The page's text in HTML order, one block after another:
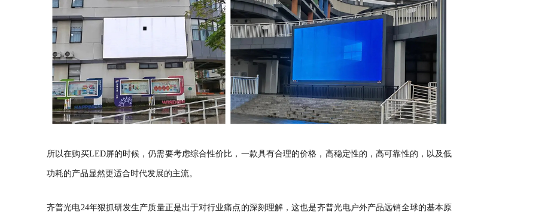
所以在购买LED屏的时候，仍需要考虑综合性价比，一款具有合理的价格，高稳定性的，高可靠性的，以及低
功耗的产品显然更适合时代发展的主流。
齐普光电24年狠抓研发生产质量正是出于对行业痛点的深刻理解，这也是齐普光电户外产品远销全球的基本原